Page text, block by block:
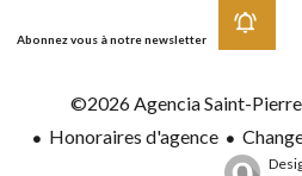
Abonnez vous à notre newsletter
©2026 Agencia Saint-Pierre
Honoraires d'agence